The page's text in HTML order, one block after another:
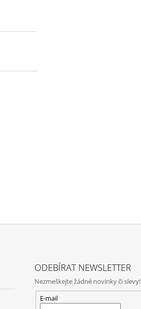
ODEBÍRAT NEWSLETTER
Nezmeškejte žádné novinky či slevy!
E-mail